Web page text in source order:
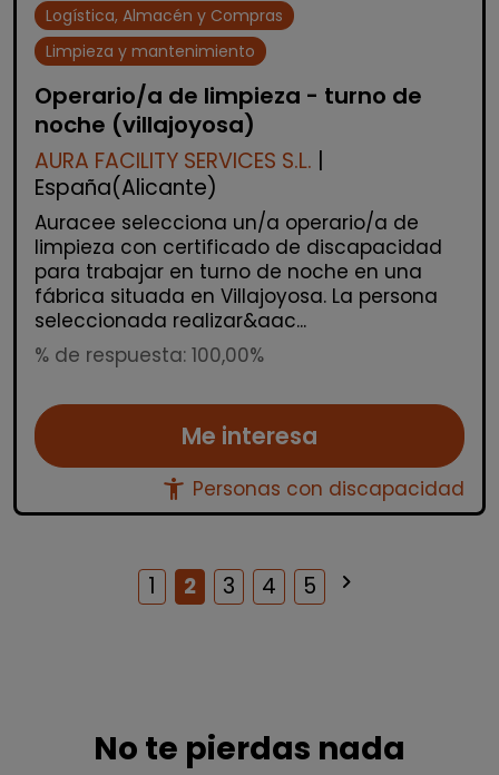
Logística, Almacén y Compras
Limpieza y mantenimiento
Operario/a de limpieza - turno de
noche (villajoyosa)
AURA FACILITY SERVICES S.L. |
España(Alicante)
Auracee selecciona un/a operario/a de
limpieza con certificado de discapacidad
para trabajar en turno de noche en una
fábrica situada en Villajoyosa. La persona
seleccionada realizar&aac...
% de respuesta: 100,00%
Me interesa
accessibility_new Personas con discapacidad
1 2 3 4 5 keyboard_arrow_right
No te pierdas nada